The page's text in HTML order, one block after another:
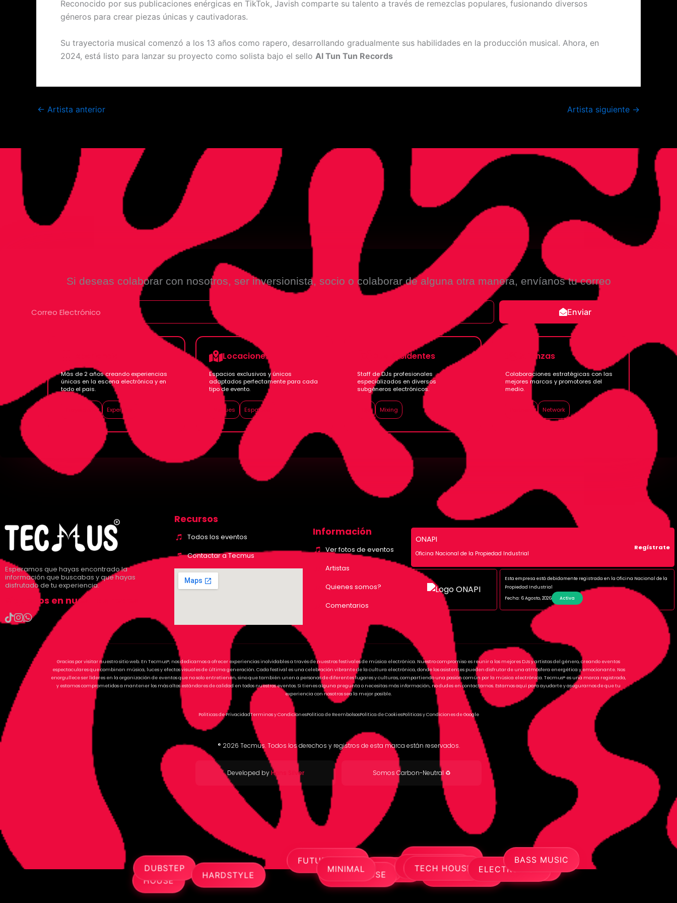
Reconocido por sus publicaciones enérgicas en TikTok, Javish comparte su talento a través de remezclas populares, fusionando diversos
géneros para crear piezas únicas y cautivadoras.
Su trayectoria musical comenzó a los 13 años como rapero, desarrollando gradualmente sus habilidades en la producción musical. Ahora, en
2024, está listo para lanzar su proyecto como solista bajo el sello Al Tun Tun Records
← Artista anterior Artista siguiente →
Si deseas colaborar con nosotros, ser inversionista, socio o colaborar de alguna otra manera, envíanos tu correo
Enviar
Más de 2 años creando experiencias
únicas en la escena electrónica y en
todo el pais.
Trayectoria Expertise
Locaciones
Espacios exclusivos y únicos
adaptados perfectamente para cada
tipo de evento.
Venues Espacios
DJs Residentes
Staff de DJs profesionales
especializados en diversos
subgéneros electrónicos.
Mixing
Alianzas
Colaboraciones estratégicas con las
mejores marcas y promotores del
medio.
Network
Esperamos que hayas encontrado la
información que buscabas y que hayas
disfrutado de tu experiencia.
Síguenos en nuestras redes
Recursos
Todos los eventos
Contactar a Tecmus
Información
Ver fotos de eventos
Artistas
Quienes somos?
Comentarios
ONAPI
Oficina Nacional de la Propiedad Industrial
Regístrate
Esta empresa está debidamente registrada en la Oficina Nacional de la
Propiedad Industrial
Fecha: 6 Agosto, 2026
Activa
Gracias por visitar nuestro sitio web. En Tecmus®, nos dedicamos a ofrecer experiencias inolvidables a través de nuestros festivales de música electrónica. Nuestro compromiso es reunir a los mejores DJs y artistas del género, creando eventos
espectaculares que combinan música, luces y efectos visuales de última generación. Cada festival es una celebración vibrante de la cultura electrónica, donde los asistentes pueden disfrutar de una atmósfera energética y emocionante. Nos
enorgullece ser líderes en la organización de eventos que no solo entretienen, sino que también unen a personas de diferentes lugares y culturas, compartiendo una pasión común por la música electrónica. Tecmus® es una marca registrada,
y estamos comprometidos a mantener los más altos estándares de calidad en todos nuestros eventos. Si tienes alguna pregunta o necesitas más información, no dudes en contactarnos. Estamos aquí para ayudarte y asegurarnos de que tu
experiencia con nosotros sea la mejor posible.
Políticas de PrivacidadTerminos y CondicionesPolítica de ReembolsosPolítica de CookiesPolíticas y Condiciones de Google
® 2026 Tecmus. Todos los derechos y registros de esta marca están reservados.
Developed byHans Silver Somos Carbon-Neutral ♻️
HOUSE
TECHNO TRANCE
DRUM & BASS
EDM
PROGRESSIVE
HARDSTYLE
AFRO HOUSE
FUTURE BASS DEEP HOUSE
TECH HOUSE
MINIMAL
ELECTRONICA
BASS MUSIC